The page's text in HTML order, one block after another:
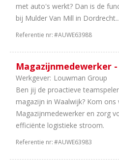
en
Caravan
Aantal
uren
40
uur
overleg
uur
uur
met auto's werkt? Dan is de
bij Mulder Van Mill in Dordrecht...
Referentie nr:#AUWE63988
Magazijnmedewerker
Werkgever: Louwman Group
Ben jij de proactieve
magazijn in Waalwijk? Kom ons
Magazijnmedewerker en zorg
efficiënte logistieke stroom.
Referentie nr:#AUWE63983